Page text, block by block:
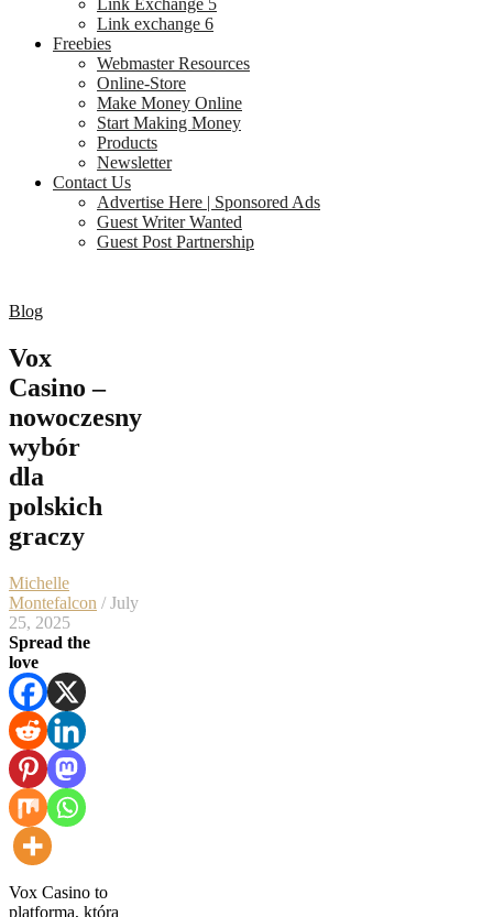
Link Exchange 5
Link exchange 6
Freebies
Webmaster Resources
Online-Store
Make Money Online
Start Making Money
Products
Newsletter
Contact Us
Advertise Here | Sponsored Ads
Guest Writer Wanted
Guest Post Partnership
Blog
Vox
Casino –
nowoczesny
wybór
dla
polskich
graczy
Michelle
Montefalcon / July
25, 2025
Spread the
love
Vox Casino to
platforma, która